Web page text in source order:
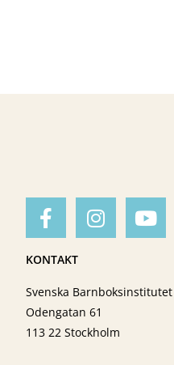
KONTAKT
Svenska Barnboksinstitutet
Odengatan 61
113 22 Stockholm